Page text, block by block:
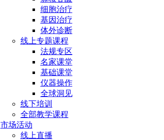
细胞治疗
基因治疗
体外诊断
线上专题课程
法规专区
名家课堂
基础课堂
仪器操作
全球洞见
线下培训
全部教学课程
市场活动
线上直播